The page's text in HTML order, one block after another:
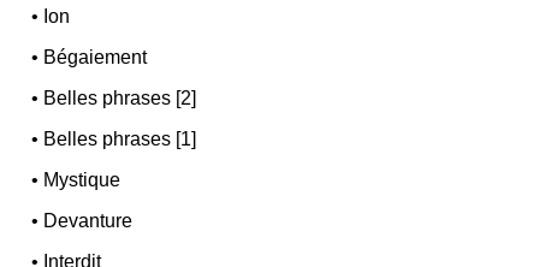
• Ion
• Bégaiement
• Belles phrases [2]
• Belles phrases [1]
• Mystique
• Devanture
• Interdit